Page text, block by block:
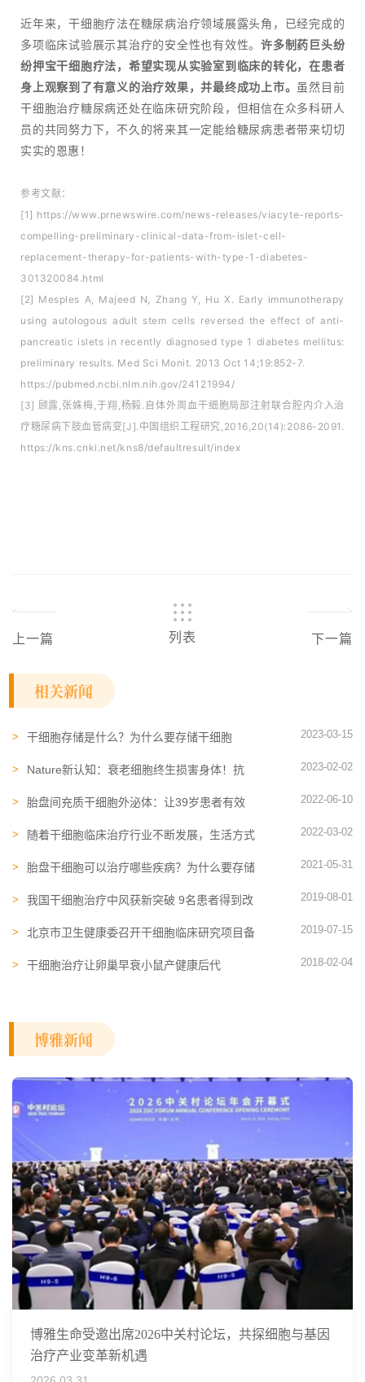
近年来，干细胞疗法在糖尿病治疗领域展露头角，已经完成的
多项临床试验展示其治疗的安全性也有效性。 许多制药巨头纷
纷押宝干细胞疗法，希望实现从实验室到临床的转化，在患者
身上观察到了有意义的治疗效果，并最终成功上市。
虽然目前
干细胞治疗糖尿病还处在临床研究阶段，但相信在众多科研人
员的共同努力下，不久的将来其一定能给糖尿病患者带来切切
实实的恩惠！
参考文献：
[1] https://www.prnewswire.com/news-releases/viacyte-reports-
compelling-preliminary-clinical-data-from-islet-cell-
replacement-therapy-for-patients-with-type-1-diabetes-
301320084.html
[2] Mesples A, Majeed N, Zhang Y, Hu X. Early immunotherapy
using autologous adult stem cells reversed the effect of anti-
pancreatic islets in recently diagnosed type 1 diabetes mellitus:
preliminary results. Med Sci Monit. 2013 Oct 14;19:852-7.
https://pubmed.ncbi.nlm.nih.gov/24121994/
[3] 顾露,张姝梅,于翔,杨毅.自体外周血干细胞局部注射联合腔内介入治
疗糖尿病下肢血管病变[J].中国组织工程研究,2016,20(14):2086-2091.
https://kns.cnki.net/kns8/defaultresult/index
上一篇 列表 下一篇
相关新闻
干细胞存储是什么？为什么要存储干细胞 2023-03-15
Nature新认知：衰老细胞终生损害身体！抗
2023-02-02
胎盘间充质干细胞外泌体：让39岁患者有效
2022-06-10
随着干细胞临床​治疗行业不断发展，生活方式
2022-03-02
胎盘干细胞可以治疗哪些疾病？为什么要存储
2021-05-31
我国干细胞治疗中风获新突破 9名患者得到改
2019-08-01
北京市卫生健康委召开干细胞临床研究项目备
2019-07-15
干细胞治疗让卵巢早衰小鼠产健康后代 2018-02-04
博雅新闻
博雅生命受邀出席2026中关村论坛，共探细胞与基因
治疗产业变革新机遇